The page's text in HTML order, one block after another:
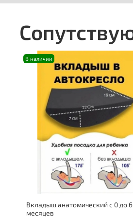
В наличии
Вкладыш анатомический с 0 до 6
месяцев